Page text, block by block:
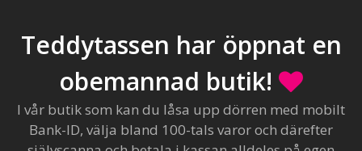
Teddytassen har öppnat en
obemannad butik!
I vår butik som kan du låsa upp dörren med mobilt
Bank-ID, välja bland 100-tals varor och därefter